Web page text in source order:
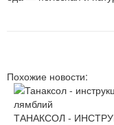
Похожие новости:
ТАНАКСОЛ -